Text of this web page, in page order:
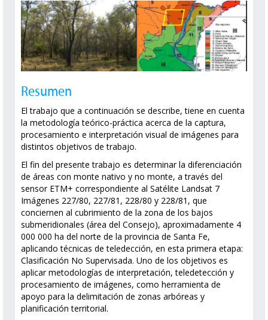
Resumen
El trabajo que a continuación se describe, tiene en cuenta
la metodología teórico-práctica acerca de la captura,
procesamiento e interpretación visual de imágenes para
distintos objetivos de trabajo.
El fin del presente trabajo es determinar la diferenciación
de áreas con monte nativo y no monte, a través del
sensor ETM+ correspondiente al Satélite Landsat 7
Imágenes 227/80, 227/81, 228/80 y 228/81, que
conciernen al cubrimiento de la zona de los bajos
submeridionales (área del Consejo), aproximadamente 4
000 000 ha del norte de la provincia de Santa Fe,
aplicando técnicas de teledección, en esta primera etapa:
Clasificación No Supervisada. Uno de los objetivos es
aplicar metodologías de interpretación, teledetección y
procesamiento de imágenes, como herramienta de
apoyo para la delimitación de zonas arbóreas y
planificación territorial.